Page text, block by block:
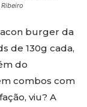
burger da
de 130g cada,
do
combos com
viu? A